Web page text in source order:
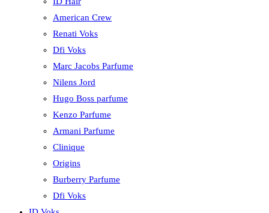
American Crew
Renati Voks
Dfi Voks
Marc Jacobs Parfume
Nilens Jord
Hugo Boss parfume
Kenzo Parfume
Armani Parfume
Clinique
Origins
Burberry Parfume
Dfi Voks